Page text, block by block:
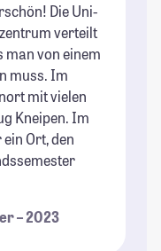
Die Uni-
verteilt
man von einem
muss. Im
mit vielen
Kneipen. Im
Ort, den
– 2023